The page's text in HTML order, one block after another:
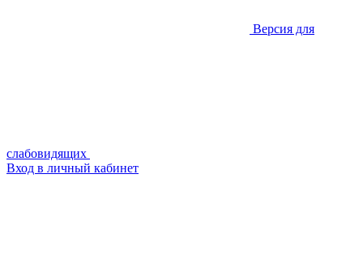
Версия для
слабовидящих
Вход в личный кабинет